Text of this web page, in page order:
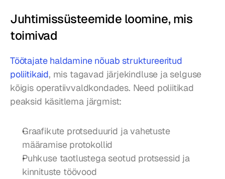
Juhtimissüsteemide loomine, mis
toimivad
Töötajate haldamine nõuab struktureeritud
poliitikaid, mis tagavad järjekindluse ja selguse
kõigis operatiivvaldkondades. Need poliitikad
peaksid käsitlema järgmist:
Graafikute protseduurid ja vahetuste
määramise protokollid
Puhkuse taotlustega seotud protsessid ja
kinnituste töövood